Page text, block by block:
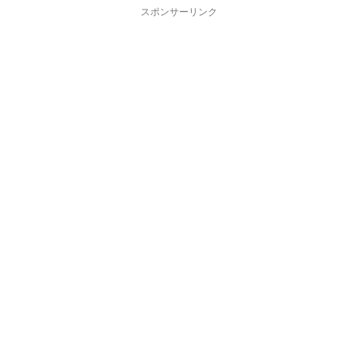
スポンサーリンク